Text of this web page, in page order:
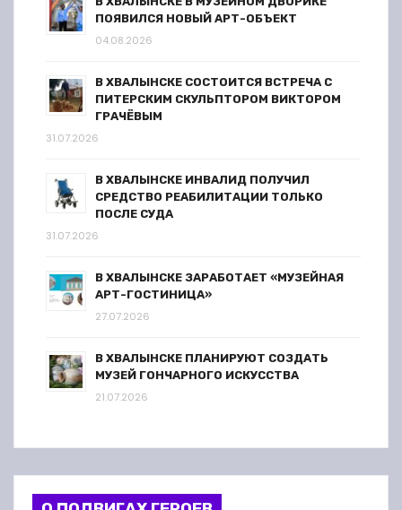
ПОЯВИЛСЯ НОВЫЙ АРТ-ОБЪЕКТ
04.08.2026
В ХВАЛЫНСКЕ СОСТОИТСЯ ВСТРЕЧА С
ПИТЕРСКИМ СКУЛЬПТОРОМ ВИКТОРОМ
ГРАЧЁВЫМ
31.07.2026
В ХВАЛЫНСКЕ ИНВАЛИД ПОЛУЧИЛ
СРЕДСТВО РЕАБИЛИТАЦИИ ТОЛЬКО
ПОСЛЕ СУДА
31.07.2026
В ХВАЛЫНСКЕ ЗАРАБОТАЕТ «МУЗЕЙНАЯ
АРТ-ГОСТИНИЦА»
27.07.2026
В ХВАЛЫНСКЕ ПЛАНИРУЮТ СОЗДАТЬ
МУЗЕЙ ГОНЧАРНОГО ИСКУССТВА
21.07.2026